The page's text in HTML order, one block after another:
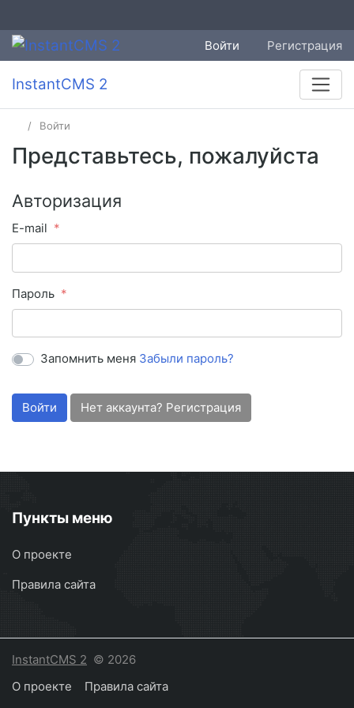
Войти Регистрация
InstantCMS 2
Войти
Представьтесь, пожалуйста
Авторизация
E-mail
Пароль
Запомнить меня Забыли пароль?
Войти Нет аккаунта? Регистрация
Пункты меню
О проекте
Правила сайта
InstantCMS 2 © 2026
О проекте
Правила сайта